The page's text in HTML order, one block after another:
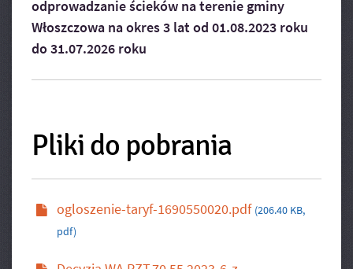
odprowadzanie ścieków na terenie gminy
Włoszczowa na okres 3 lat od 01.08.2023 roku
do 31.07.2026 roku
Pliki do pobrania
ogloszenie-taryf-1690550020.pdf (206.40 KB,
pdf)